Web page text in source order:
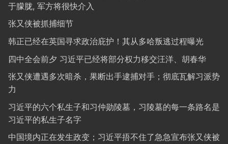
于朦胧, 军方将很快介入
张又侠被抓捕细节
韩正已经在英国寻求政治庇护！其从多哈叛逃过程曝光
四中全会前夕 习近平已经将部分权力移交汪洋、胡春华
张又侠遭遇多次暗杀，果断出手逮捕对手；彻底瓦解习派势
力
习近平的六个私生子和习仲勋陵墓，习陵墓的每一条路名是
习近平的私生子名字
中国境内正在发生政变；习近平捂不住了急急宣布张又侠被